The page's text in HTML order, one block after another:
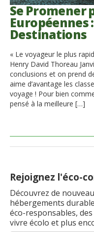
French
Italiano
Se Promener
Européennes
Destinations
« Le voyageur le plus
Henry David Thoreau
conclusions et on prend
aime d’avantage les
voyage ! Pour bien
pensé à la meilleure […]
Rejoignez l'éco-
Découvrez de
hébergements
éco-responsables,
vivre écolo et plus